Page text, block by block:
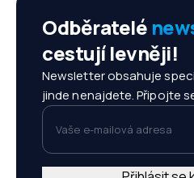
Odběratelé
cestují levněji!
Newsletter obsahuje
jinde nenajdete. Připojte
Vaše e-mailová adresa